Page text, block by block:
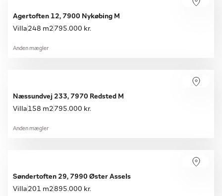
Agertoften 12, 7900 Nykøbing M
Villa 248 m2 795.000 kr.
Anden mægler
Næssundvej 233, 7970 Redsted M
Villa 158 m2 795.000 kr.
Anden mægler
Søndertoften 29, 7990 Øster Assels
Villa 201 m2895.000 kr.